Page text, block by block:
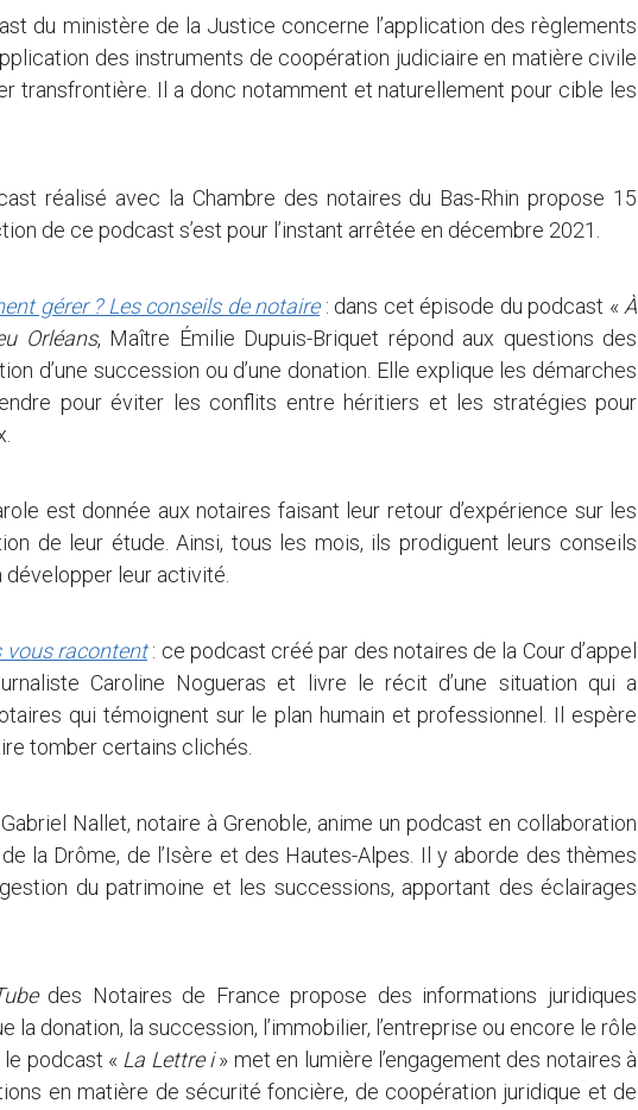
du ministère de la Justice concerne l’application des règlements
des instruments de coopération judiciaire en matière civile
transfrontière. Il a donc notamment et naturellement pour cible les
réalisé avec la Chambre des notaires du Bas-Rhin propose 15
de ce podcast s’est pour l’instant arrêtée en décembre 2021.
gérer ? Les conseils de notaire: dans cet épisode du podcast « À
Orléans, Maître Émilie Dupuis-Briquet répond aux questions des
d’une succession ou d’une donation. Elle explique les démarches
pour éviter les conflits entre héritiers et les stratégies pour
est donnée aux notaires faisant leur retour d’expérience sur les
de leur étude. Ainsi, tous les mois, ils prodiguent leurs conseils
développer leur activité.
vous racontent: ce podcast créé par des notaires de la Cour d’appel
Caroline Nogueras et livre le récit d’une situation qui a
qui témoignent sur le plan humain et professionnel. Il espère
tomber certains clichés.
Nallet, notaire à Grenoble, anime un podcast en collaboration
la Drôme, de l’Isère et des Hautes-Alpes. Il y aborde des thèmes
du patrimoine et les successions, apportant des éclairages
des Notaires de France propose des informations juridiques
la donation, la succession, l’immobilier, l’entreprise ou encore le rôle
le podcast « La Lettre i» met en lumière l’engagement des notaires à
en matière de sécurité foncière, de coopération juridique et de